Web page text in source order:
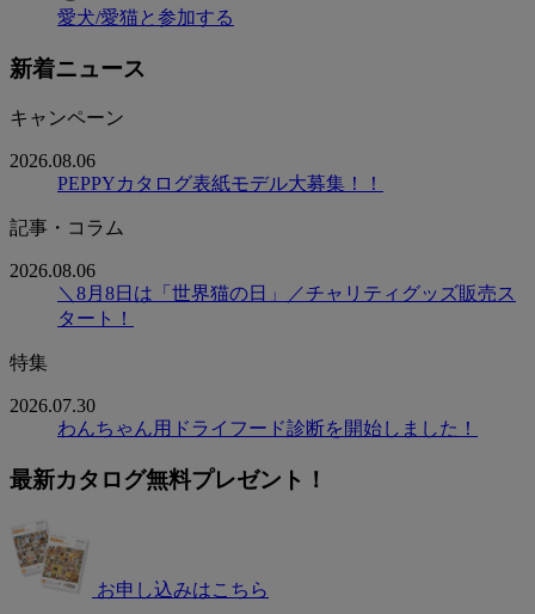
愛犬/愛猫と参加する
新着ニュース
キャンペーン
2026.08.06
PEPPYカタログ表紙モデル大募集！！
記事・コラム
2026.08.06
＼8月8日は「世界猫の日」／チャリティグッズ販売ス
タート！
特集
2026.07.30
わんちゃん用ドライフード診断を開始しました！
最新カタログ無料プレゼント！
お申し込みはこちら